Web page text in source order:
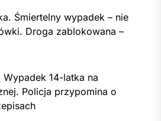
Śmiertelny wypadek – nie
Droga zablokowana –
Wypadek 14-latka na
Policja przypomina o